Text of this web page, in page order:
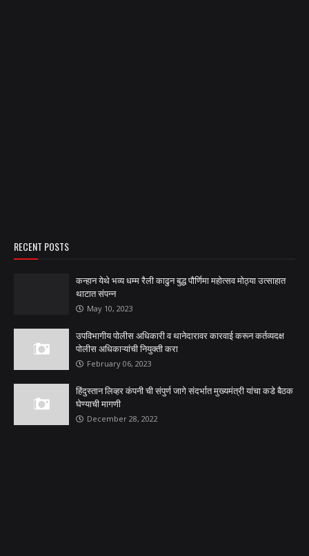
RECENT POSTS
कन्हान येथे भव्य धम्म रैली काढुन बुद्ध पौर्णिमा महोत्सव मोठ्या उत्साहात
थाटात संपन्न
May 10, 2023
उपविभागीय पोलीस अधिकारी व थानेदारावर कारवाई करून कर्तव्यदक्ष
पोलीस अधिकाऱ्यांची नियुक्ती करा
February 06, 2023
हिंदुस्तान लिव्हर कंपनी ची संपुर्ण जागे संदर्भात मुख्यमंत्री यांचा कडे बैठक
घेण्याची मागणी
December 28, 2022